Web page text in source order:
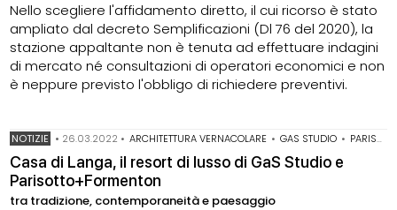
Nello scegliere l'affidamento diretto, il cui ricorso è stato
ampliato dal decreto Semplificazioni (Dl 76 del 2020), la
stazione appaltante non è tenuta ad effettuare indagini
di mercato né consultazioni di operatori economici e non
è neppure previsto l'obbligo di richiedere preventivi.
NOTIZIE • 26.03.2022 • ARCHITETTURA VERNACOLARE • GAS STUDIO • PARISOTTO FORMENTON
Casa di Langa, il resort di lusso di GaS Studio e
Parisotto+Formenton
tra tradizione, contemporaneità e paesaggio